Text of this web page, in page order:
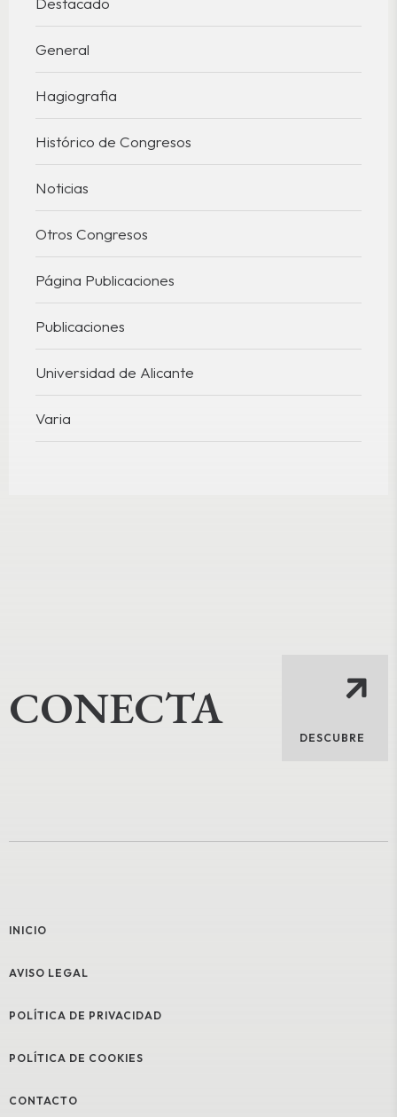
General
Hagiografia
Histórico de Congresos
Noticias
Otros Congresos
Página Publicaciones
Publicaciones
Universidad de Alicante
Varia
CONECTA
DESCUBRE
INICIO
AVISO LEGAL
POLÍTICA DE PRIVACIDAD
POLÍTICA DE COOKIES
CONTACTO